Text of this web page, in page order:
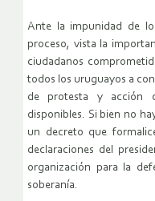
Ante la impunidad de
proceso, vista la
ciudadanos
todos los uruguayos a
de protesta y acción
disponibles. Si bien no
un decreto que
declaraciones del
organización para la
soberanía.